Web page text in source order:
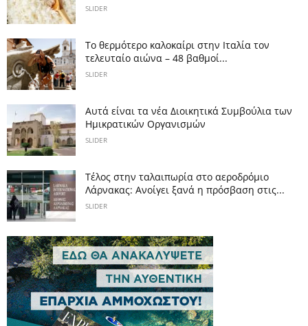
SLIDER
Το θερμότερο καλοκαίρι στην Ιταλία τον
τελευταίο αιώνα – 48 βαθμοί...
SLIDER
Αυτά είναι τα νέα Διοικητικά Συμβούλια των
Ημικρατικών Οργανισμών
SLIDER
Tέλος στην ταλαιπωρία στο αεροδρόμιο
Λάρνακας: Ανοίγει ξανά η πρόσβαση στις...
SLIDER